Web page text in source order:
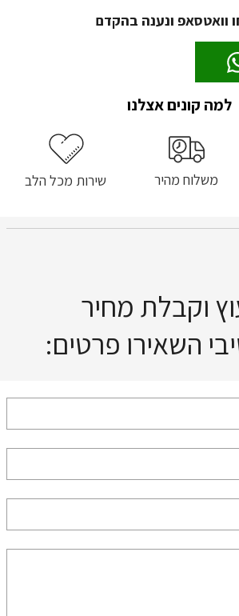
וואטסאפ ונענה בהקדם
למה קונים אצלנו
משלוח מהיר שירות מכל הלב
וקבלת מחיר
השאירו פרטים: